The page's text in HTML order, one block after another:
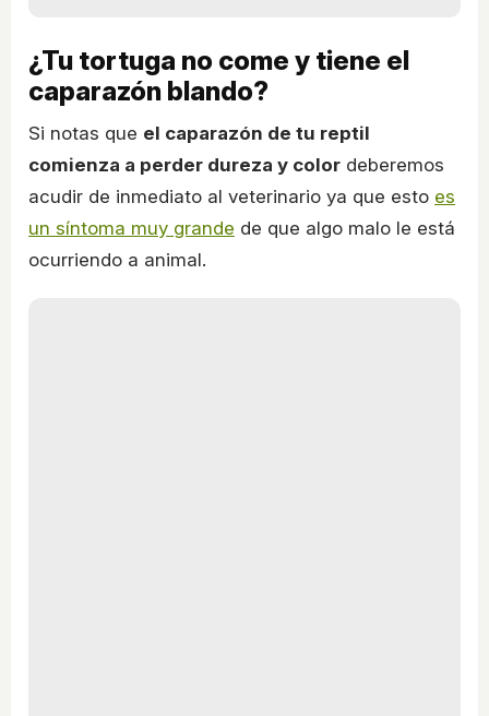
¿Tu tortuga no come y tiene el
caparazón blando?
Si notas que el caparazón de tu reptil
comienza a perder dureza y color deberemos
acudir de inmediato al veterinario ya que esto es
un síntoma muy grande de que algo malo le está
ocurriendo a animal.